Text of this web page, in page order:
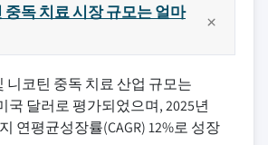
중독 치료 시장 규모는 얼마
니코틴 중독 치료 산업 규모는
국 달러로 평가되었으며, 2025년
연평균성장률(CAGR) 12%로 성장